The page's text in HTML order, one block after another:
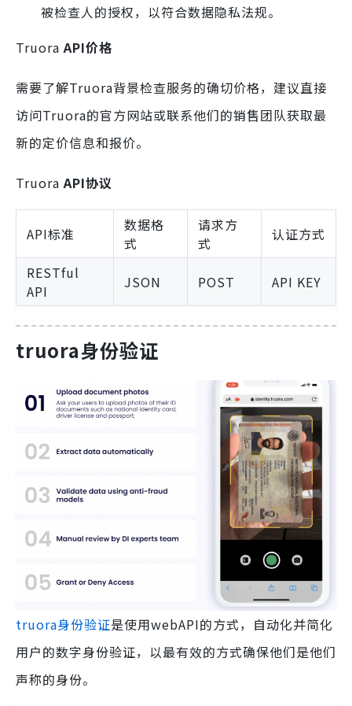
被检查人的授权，以符合数据隐私法规。
Truora API价格
需要了解Truora背景检查服务的确切价格，建议直接
访问Truora的官方网站或联系他们的销售团队获取最
新的定价信息和报价。
Truora API协议
API标准
数据格
式
请求方
式
认证方式
RESTful
API
JSON POST API KEY
truora身份验证
truora身份验证是使用webAPI的方式，自动化并简化
用户的数字身份验证，以最有效的方式确保他们是他们
声称的身份。